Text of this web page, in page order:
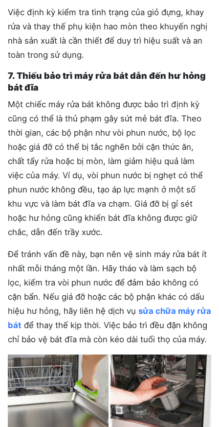
Việc định kỳ kiểm tra tình trạng của giỏ đựng, khay
rửa và thay thế phụ kiện hao mòn theo khuyến nghị
nhà sản xuất là cần thiết để duy trì hiệu suất và an
toàn trong sử dụng.
7. Thiếu bảo trì máy rửa bát dẫn đến hư hỏng
bát đĩa
Một chiếc máy rửa bát không được bảo trì định kỳ
cũng có thể là thủ phạm gây sứt mẻ bát đĩa. Theo
thời gian, các bộ phận như vòi phun nước, bộ lọc
hoặc giá đỡ có thể bị tắc nghẽn bởi cặn thức ăn,
chất tẩy rửa hoặc bị mòn, làm giảm hiệu quả làm
việc của máy. Ví dụ, vòi phun nước bị nghẹt có thể
phun nước không đều, tạo áp lực mạnh ở một số
khu vực và làm bát đĩa va chạm. Giá đỡ bị gỉ sét
hoặc hư hỏng cũng khiến bát đĩa không được giữ
chắc, dẫn đến trầy xước.
Để tránh vấn đề này, bạn nên vệ sinh máy rửa bát ít
nhất mỗi tháng một lần. Hãy tháo và làm sạch bộ
lọc, kiểm tra vòi phun nước để đảm bảo không có
cặn bẩn. Nếu giá đỡ hoặc các bộ phận khác có dấu
hiệu hư hỏng, hãy liên hệ dịch vụ sửa chữa máy rửa
bát để thay thế kịp thời. Việc bảo trì đều đặn không
chỉ bảo vệ bát đĩa mà còn kéo dài tuổi thọ của máy.